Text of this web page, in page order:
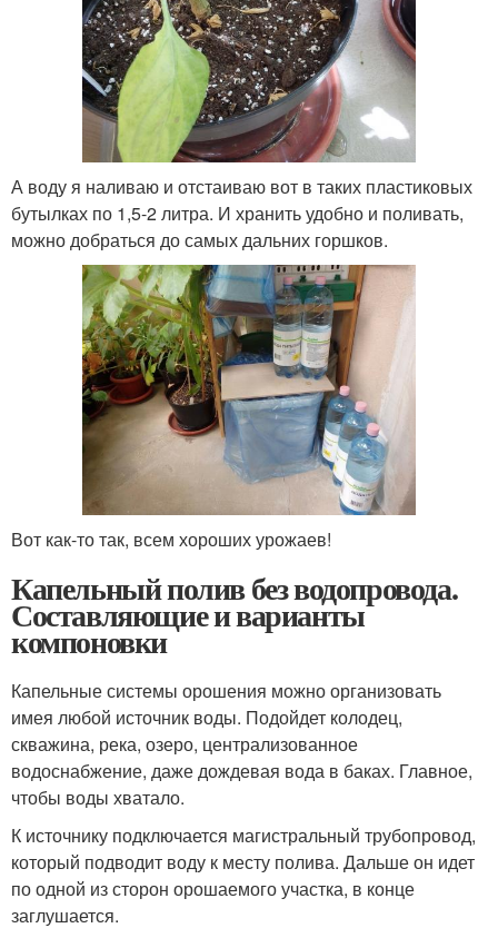
А воду я наливаю и отстаиваю вот в таких пластиковых
бутылках по 1,5-2 литра. И хранить удобно и поливать,
можно добраться до самых дальних горшков.
Вот как-то так, всем хороших урожаев!
Капельный полив без водопровода.
Составляющие и варианты
компоновки
Капельные системы орошения можно организовать
имея любой источник воды. Подойдет колодец,
скважина, река, озеро, централизованное
водоснабжение, даже дождевая вода в баках. Главное,
чтобы воды хватало.
К источнику подключается магистральный трубопровод,
который подводит воду к месту полива. Дальше он идет
по одной из сторон орошаемого участка, в конце
заглушается.